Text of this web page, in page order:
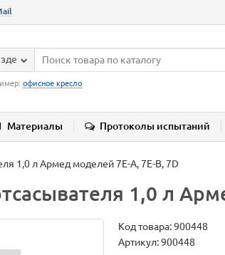
офисное кресло
Материалы Протоколы испытаний
1,0 л Армед моделей 7Е-А, 7Е-B, 7D
1,0 л
Код товара:900448
Артикул: 900448